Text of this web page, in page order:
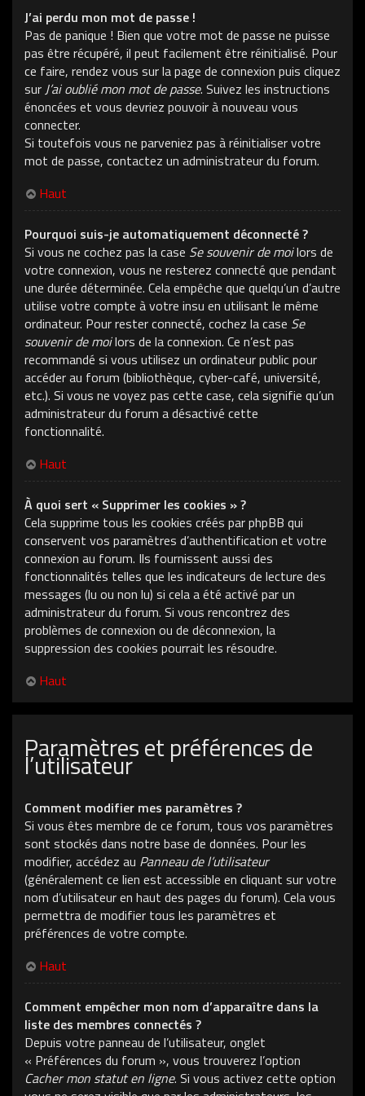
J’ai perdu mon mot de passe !
Pas de panique ! Bien que votre mot de passe ne puisse
pas être récupéré, il peut facilement être réinitialisé. Pour
ce faire, rendez vous sur la page de connexion puis cliquez
sur J’ai oublié mon mot de passe. Suivez les instructions
énoncées et vous devriez pouvoir à nouveau vous
connecter.
Si toutefois vous ne parveniez pas à réinitialiser votre
mot de passe, contactez un administrateur du forum.
Haut
Pourquoi suis-je automatiquement déconnecté ?
Si vous ne cochez pas la case Se souvenir de moilors de
votre connexion, vous ne resterez connecté que pendant
une durée déterminée. Cela empêche que quelqu’un d’autre
utilise votre compte à votre insu en utilisant le même
ordinateur. Pour rester connecté, cochez la case Se
souvenir de moilors de la connexion. Ce n’est pas
recommandé si vous utilisez un ordinateur public pour
accéder au forum (bibliothèque, cyber-café, université,
etc.). Si vous ne voyez pas cette case, cela signifie qu’un
administrateur du forum a désactivé cette
fonctionnalité.
Haut
À quoi sert « Supprimer les cookies » ?
Cela supprime tous les cookies créés par phpBB qui
conservent vos paramètres d’authentification et votre
connexion au forum. Ils fournissent aussi des
fonctionnalités telles que les indicateurs de lecture des
messages (lu ou non lu) si cela a été activé par un
administrateur du forum. Si vous rencontrez des
problèmes de connexion ou de déconnexion, la
suppression des cookies pourrait les résoudre.
Haut
Paramètres et préférences de
l’utilisateur
Comment modifier mes paramètres ?
Si vous êtes membre de ce forum, tous vos paramètres
sont stockés dans notre base de données. Pour les
modifier, accédez au Panneau de l’utilisateur
(généralement ce lien est accessible en cliquant sur votre
nom d’utilisateur en haut des pages du forum). Cela vous
permettra de modifier tous les paramètres et
préférences de votre compte.
Haut
Comment empêcher mon nom d’apparaître dans la
liste des membres connectés ?
Depuis votre panneau de l’utilisateur, onglet
« Préférences du forum », vous trouverez l’option
Cacher mon statut en ligne. Si vous activez cette option